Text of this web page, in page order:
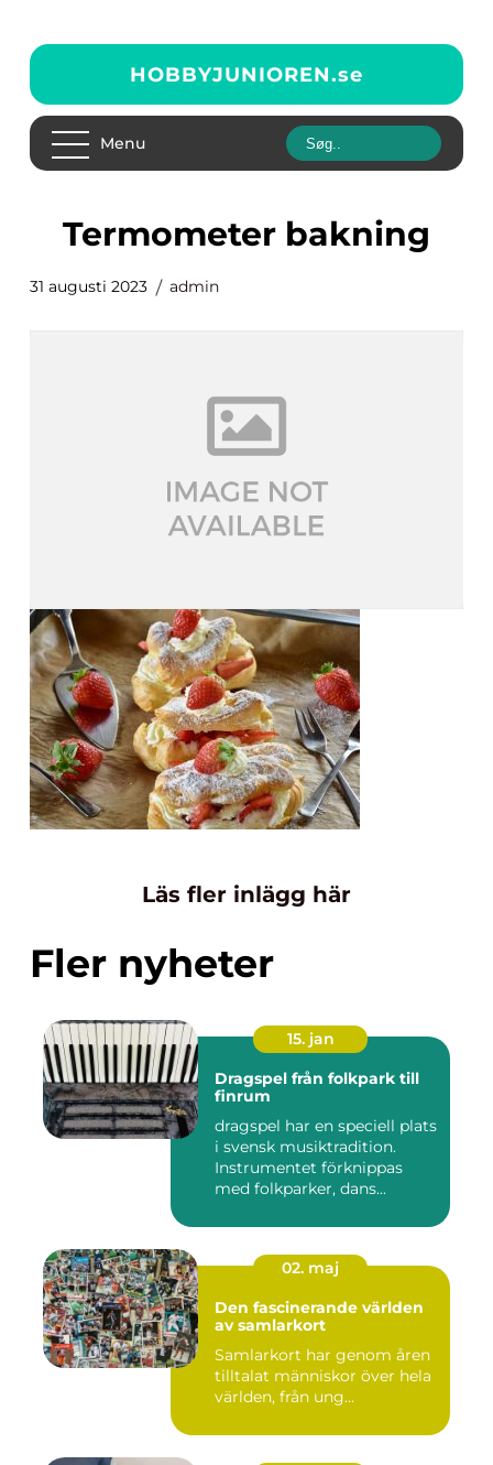
HOBBYJUNIOREN.se
Menu
termometer bakning
31 augusti 2023 admin
Läs fler inlägg här
Fler nyheter
15. jan
Dragspel från folkpark till
finrum
dragspel har en speciell plats
i svensk musiktradition.
Instrumentet förknippas
med folkparker, dans...
02. maj
Den fascinerande världen
av samlarkort
Samlarkort har genom åren
tilltalat människor över hela
världen, från ung...